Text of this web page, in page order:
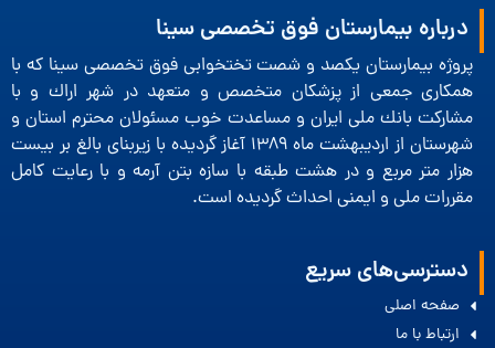
درباره بیمارستان فوق تخصصی سینا
پروژه بیمارستان یكصد و شصت تختخوابی فوق تخصصی سینا كه با
همكاری جمعی از پزشكان متخصص و متعهد در شهر اراك و با
مشاركت بانك ملی ایران و مساعدت خوب مسئولان محترم استان و
شهرستان از اردیبهشت ماه 1389 آغاز گردیده با زیربنای بالغ بر بیست
هزار متر مربع و در هشت طبقه با سازه بتن آرمه و با رعایت كامل
مقررات ملی و ایمنی احداث گردیده است.
دسترسی‌های سریع
صفحه اصلی
ارتباط با ما